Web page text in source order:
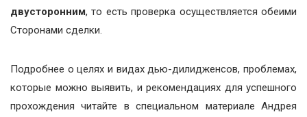
двусторонним, то есть проверка осуществляется обеими
Сторонами сделки.
Подробнее о целях и видах дью-дилидженсов, проблемах,
которые можно выявить, и рекомендациях для успешного
прохождения читайте в специальном материале Андрея